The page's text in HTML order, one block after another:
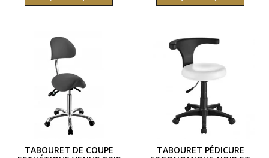
TABOURET DE COUPE
TABOURET PÉDICURE